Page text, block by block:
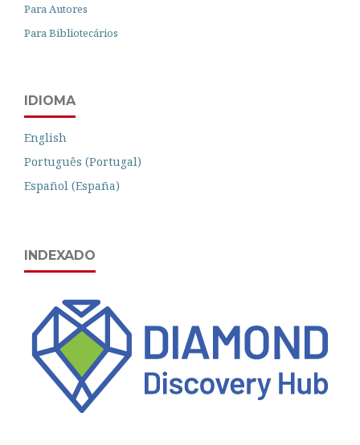
Para Autores
Para Bibliotecários
IDIOMA
English
Português (Portugal)
Español (España)
INDEXADO